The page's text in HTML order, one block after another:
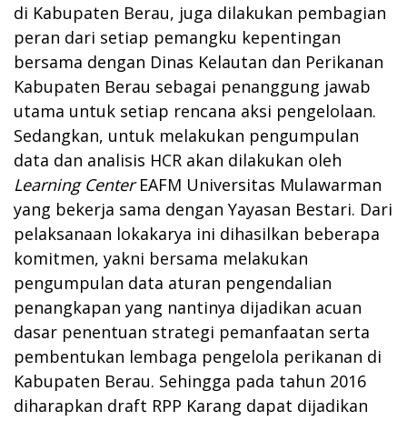
di Kabupaten Berau, juga dilakukan pembagian
peran dari setiap pemangku kepentingan
bersama dengan Dinas Kelautan dan Perikanan
Kabupaten Berau sebagai penanggung jawab
utama untuk setiap rencana aksi pengelolaan.
Sedangkan, untuk melakukan pengumpulan
data dan analisis HCR akan dilakukan oleh
Learning CenterEAFM Universitas Mulawarman
yang bekerja sama dengan Yayasan Bestari. Dari
pelaksanaan lokakarya ini dihasilkan beberapa
komitmen, yakni bersama melakukan
pengumpulan data aturan pengendalian
penangkapan yang nantinya dijadikan acuan
dasar penentuan strategi pemanfaatan serta
pembentukan lembaga pengelola perikanan di
Kabupaten Berau. Sehingga pada tahun 2016
diharapkan draft RPP Karang dapat dijadikan